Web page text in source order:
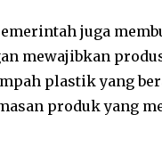
juga
mewajibkan
plastik yang
produk yang